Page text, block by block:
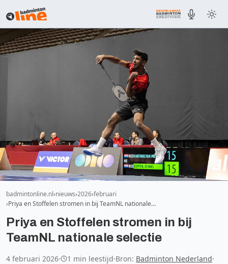
badmintonline.nl nieuws 2026 februari
Priya en Stoffelen stromen in bij TeamNL nationale…
Priya en Stoffelen stromen in bij
TeamNL nationale selectie
4 februari 2026· 1 min leestijd·Bron: Badminton Nederland·